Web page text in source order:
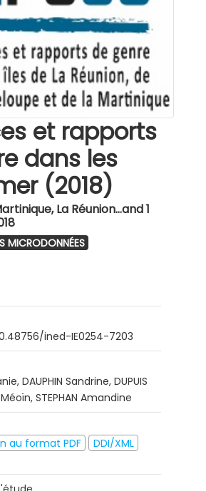
et rapports
dans les
(2018)
La Réunion...and 1
MICRODONNÉES
ined-IE0254-7203
DAUPHIN Sandrine, DUPUIS
STEPHAN Amandine
au format PDF
DDI/XML